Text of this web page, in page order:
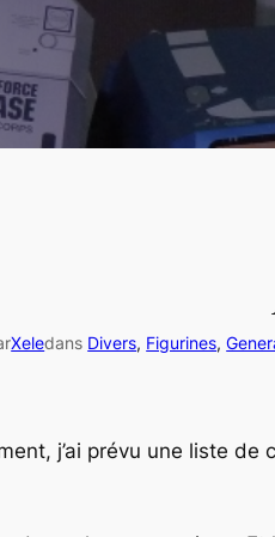
Xeledans Divers, Figurines,
j’ai prévu une liste